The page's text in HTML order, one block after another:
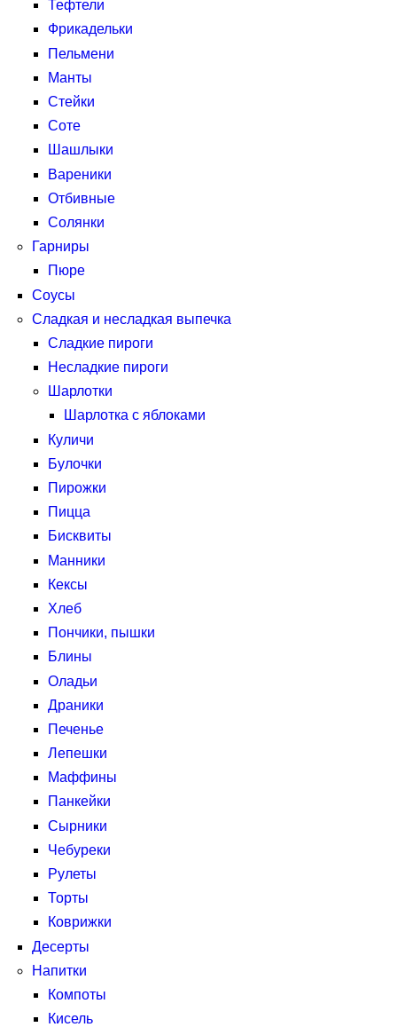
Тефтели
Фрикадельки
Пельмени
Манты
Стейки
Соте
Шашлыки
Вареники
Отбивные
Солянки
Гарниры
Пюре
Соусы
Сладкая и несладкая выпечка
Сладкие пироги
Несладкие пироги
Шарлотки
Шарлотка с яблоками
Куличи
Булочки
Пирожки
Пицца
Бисквиты
Манники
Кексы
Хлеб
Пончики, пышки
Блины
Оладьи
Драники
Печенье
Лепешки
Маффины
Панкейки
Сырники
Чебуреки
Рулеты
Торты
Коврижки
Десерты
Напитки
Компоты
Кисель